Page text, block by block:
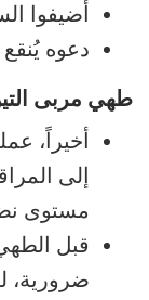
أضيفوا
دعوه
طهي مربى
أخيراً،
إلى
مستوى
قبل
ضرورية،